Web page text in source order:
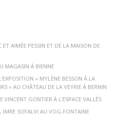
AIMÉE PESSIN ET DE LA MAISON DE
MAGASIN À BIENNE
« MYLÈNE BESSON À LA
» AU CHÂTEAU DE LA VEYRIE À BERNIN
GONTIER À L’ESPACE VALLÈS
IMRE SOFALVI AU VOG-FONTAINE